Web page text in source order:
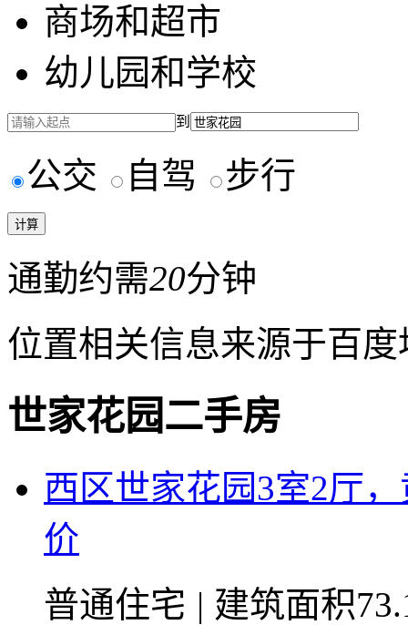
商场和超市
幼儿园和学校
到
公交 自驾 步行
通勤约需20分钟
位置相关信息来源于百
世家花园二手房
西区世家花园3室2厅
价
普通住宅 | 建筑面积